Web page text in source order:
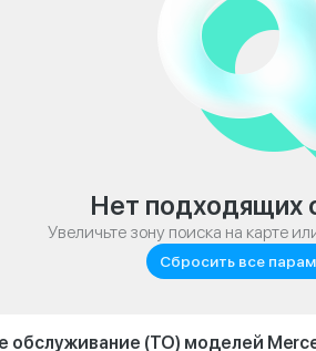
Нет подходящих
Увеличьте зону поиска на карте
Сбросить все
обслуживание (ТО) моделей